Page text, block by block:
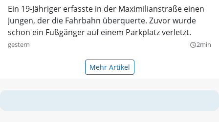
Ein 19-Jähriger erfasste in der Maximilianstraße einen
Jungen, der die Fahrbahn überquerte. Zuvor wurde
schon ein Fußgänger auf einem Parkplatz verletzt.
gestern query_builder2min
Mehr Artikel